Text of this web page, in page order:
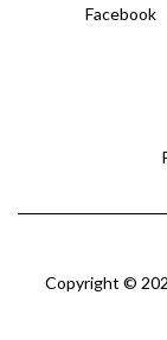
Facebook
Copyright ©